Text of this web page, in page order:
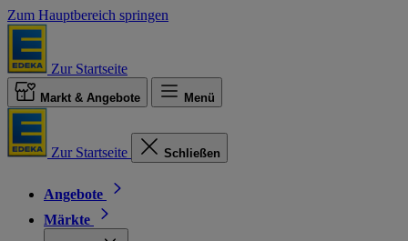
Zum Hauptbereich springen
Zur Startseite
Markt & Angebote Menü
Zur Startseite Schließen
Angebote
Märkte